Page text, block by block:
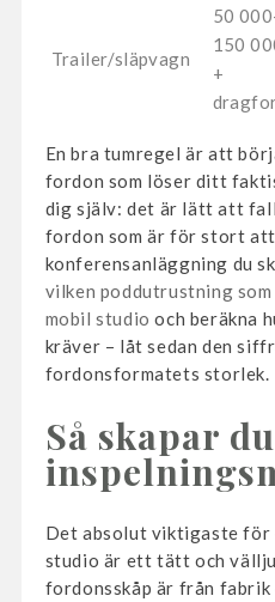
Trailer/släpvagn
50
150
+
En bra tumregel är att
fordon som löser ditt
dig själv: det är lätt att
fordon som är för stort
konferensanläggning du
vilken poddutrustning
mobil studio och beräkna
kräver – låt sedan den
fordonsformatets storlek.
Så skapar
Det absolut viktigaste för
studio är ett tätt och
fordonsskåp är från